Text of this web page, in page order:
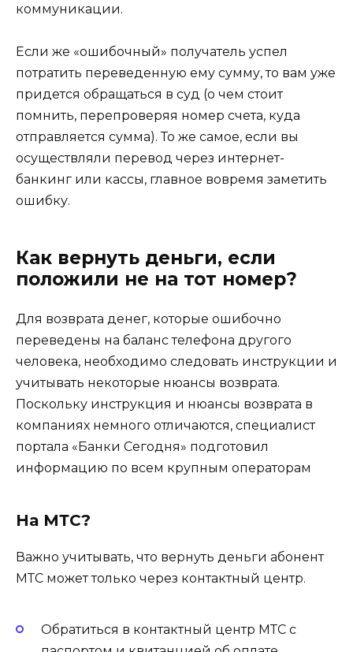
коммуникации.
Если же «ошибочный» получатель успел
потратить переведенную ему сумму, то вам уже
придется обращаться в суд (о чем стоит
помнить, перепроверяя номер счета, куда
отправляется сумма). То же самое, если вы
осуществляли перевод через интернет-
банкинг или кассы, главное вовремя заметить
ошибку.
Как вернуть деньги, если
положили не на тот номер?
Для возврата денег, которые ошибочно
переведены на баланс телефона другого
человека, необходимо следовать инструкции и
учитывать некоторые нюансы возврата.
Поскольку инструкция и нюансы возврата в
компаниях немного отличаются, специалист
портала «Банки Сегодня» подготовил
информацию по всем крупным операторам
На МТС?
Важно учитывать, что вернуть деньги абонент
МТС может только через контактный центр.
Обратиться в контактный центр МТС с